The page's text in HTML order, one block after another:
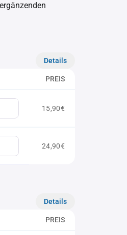
Details
PREIS
15,90€
24,90€
Details
PREIS